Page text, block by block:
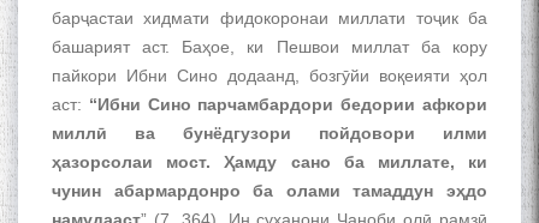
барҷастаи хидмати фидокоронаи миллати тоҷик ба
башарият аст. Баҳое, ки Пешвои миллат ба кору
пайкори Ибни Сино додаанд, бозгӯйи воқеияти ҳол
аст: “Ибни Сино парчамбардори бедории афкори
миллӣ ва бунёдгузори пойдовори илми
ҳазорсолаи мост. Ҳамду сано ба миллате, ки
чунин абармардонро ба олами тамаддун эҳдо